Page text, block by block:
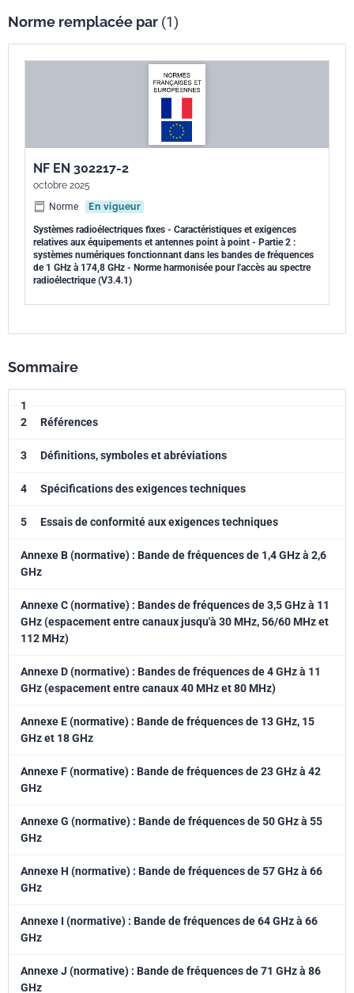
Norme remplacée par (1)
NF EN 302217-2
octobre 2025
Norme
En vigueur
Systèmes radioélectriques fixes - Caractéristiques et exigences
relatives aux équipements et antennes point à point - Partie 2 :
systèmes numériques fonctionnant dans les bandes de fréquences
de 1 GHz à 174,8 GHz - Norme harmonisée pour l'accès au spectre
radioélectrique (V3.4.1)
Sommaire
1
2
Références
3 Définitions, symboles et abréviations
4 Spécifications des exigences techniques
5 Essais de conformité aux exigences techniques
Annexe B (normative) : Bande de fréquences de 1,4 GHz à 2,6
GHz
Annexe C (normative) : Bandes de fréquences de 3,5 GHz à 11
GHz (espacement entre canaux jusqu'à 30 MHz, 56/60 MHz et
112 MHz)
Annexe D (normative) : Bandes de fréquences de 4 GHz à 11
GHz (espacement entre canaux 40 MHz et 80 MHz)
Annexe E (normative) : Bande de fréquences de 13 GHz, 15
GHz et 18 GHz
Annexe F (normative) : Bande de fréquences de 23 GHz à 42
GHz
Annexe G (normative) : Bande de fréquences de 50 GHz à 55
GHz
Annexe H (normative) : Bande de fréquences de 57 GHz à 66
GHz
Annexe I (normative) : Bande de fréquences de 64 GHz à 66
GHz
Annexe J (normative) : Bande de fréquences de 71 GHz à 86
GHz